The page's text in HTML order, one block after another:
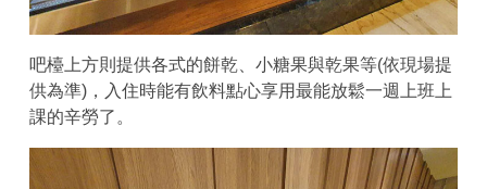
吧檯上方則提供各式的餅乾、小糖果與乾果等(依現場提
供為準)，入住時能有飲料點心享用最能放鬆一週上班上
課的辛勞了。